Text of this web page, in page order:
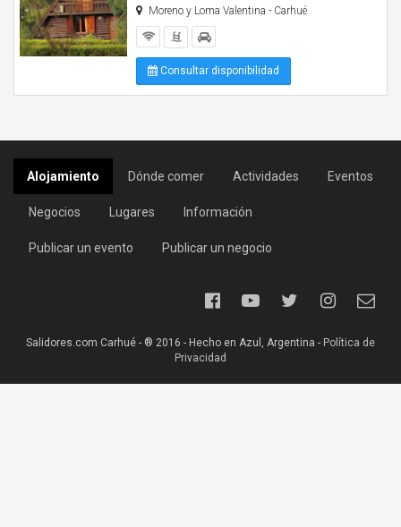
Moreno y Loma Valentina - Carhué
Consultar disponibilidad
Alojamiento Dónde comer Actividades Eventos
Negocios Lugares Información
Publicar un evento Publicar un negocio
Salidores.com Carhué - ® 2016 - Hecho en Azul, Argentina - Política de
Privacidad